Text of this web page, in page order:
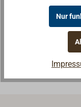
Reden Sie mit
Seglerinnen. Wir
passende
Nur